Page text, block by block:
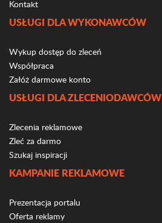
Kontakt
USŁUGI DLA WYKONAWCÓW
Wykup dostęp do zleceń
Współpraca
Załóż darmowe konto
USŁUGI DLA ZLECENIODAWCÓW
Zlecenia reklamowe
Zleć za darmo
Szukaj inspiracji
KAMPANIE REKLAMOWE
Prezentacja portalu
Oferta reklamy